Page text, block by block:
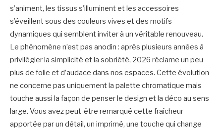
s’animent, les tissus s’illuminent et les accessoires
s’éveillent sous des couleurs vives et des motifs
dynamiques qui semblent inviter à un véritable renouveau.
Le phénomène n’est pas anodin : après plusieurs années à
privilégier la simplicité et la sobriété, 2026 réclame un peu
plus de folie et d’audace dans nos espaces. Cette évolution
ne concerne pas uniquement la palette chromatique mais
touche aussi la façon de penser le design et la déco au sens
large. Vous avez peut-être remarqué cette fraîcheur
apportée par un détail, un imprimé, une touche qui change